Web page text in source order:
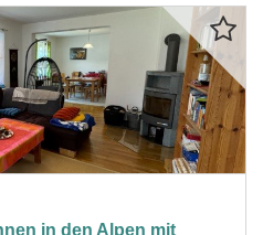
in den Alpen mit